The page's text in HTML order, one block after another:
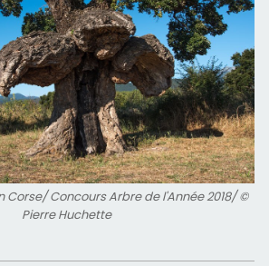
Corse/ Concours Arbre de l'Année 2018/ ©
Pierre Huchette